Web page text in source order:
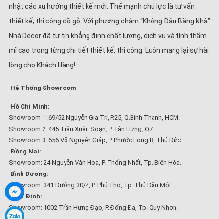
nhật các xu hướng thiết kế mới. Thế mạnh chủ lực là tư vấn
thiết kế, thi công đồ gỗ. Với phương châm “Không Đâu Bằng Nhà”
Nhà Decor đã tự tin khẳng định chất lượng, dịch vụ và tính thẩm
mĩ cao trong từng chi tiết thiết kế, thi công. Luôn mang lại sự hài
lòng cho Khách Hàng!
Hệ Thống Showroom
Hồ Chí Minh:
Showroom 1: 69/52 Nguyễn Gia Trí, P.25, Q.Bình Thạnh, HCM.
Showroom 2: 445 Trần Xuân Soạn, P. Tân Hưng, Q7.
Showroom 3: 656 Võ Nguyên Giáp, P. Phước Long B, Thủ Đức.
Đồng Nai:
Showroom: 24 Nguyễn Văn Hoa, P. Thống Nhất, Tp. Biên Hòa.
Bình Dương:
Showroom: 341 Đường 30/4, P. Phú Thọ, Tp. Thủ Dầu Một.
Bình Định:
Showroom: 1002 Trần Hưng Đạo, P. Đống Đa, Tp. Quy Nhơn.